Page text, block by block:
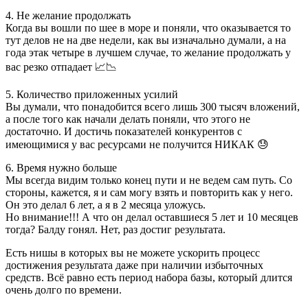
4. Не желание продолжать
Когда вы вошли по шее в море и поняли, что оказывается то
тут делов не на две недели, как вы изначально думали, а на
года этак четыре в лучшем случае, то желание продолжать у
вас резко отпадает 📈📉
5. Количество приложенных усилий
Вы думали, что понадобится всего лишь 300 тысяч вложений,
а после того как начали делать поняли, что этого не
достаточно. И достичь показателей конкурентов с
имеющимися у вас ресурсами не получится НИКАК 😓
6. Время нужно больше
Мы всегда видим только конец пути и не ведем сам путь. Со
стороны, кажется, я и сам могу взять и повторить как у него.
Он это делал 6 лет, а я в 2 месяца уложусь.
Но внимание!!! А что он делал оставшиеся 5 лет и 10 месяцев
тогда? Балду гонял. Нет, раз достиг результата.
Есть нишы в которых вы не можете ускорить процесс
достижения результата даже при наличии избыточных
средств. Всё равно есть период набора базы, который длится
очень долго по времени.